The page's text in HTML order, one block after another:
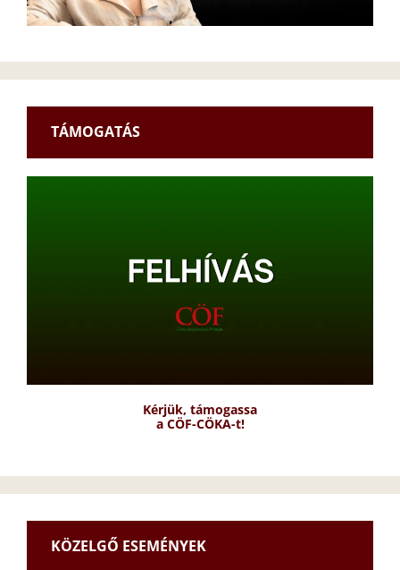
TÁMOGATÁS
Kérjük, támogassa
a CÖF-CÖKA-t!
KÖZELGŐ ESEMÉNYEK